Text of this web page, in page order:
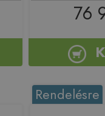
76
Rendelésre